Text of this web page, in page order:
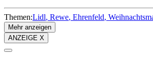
Themen:Lidl Rewe Ehrenfeld
Mehr anzeigen
ANZEIGE X